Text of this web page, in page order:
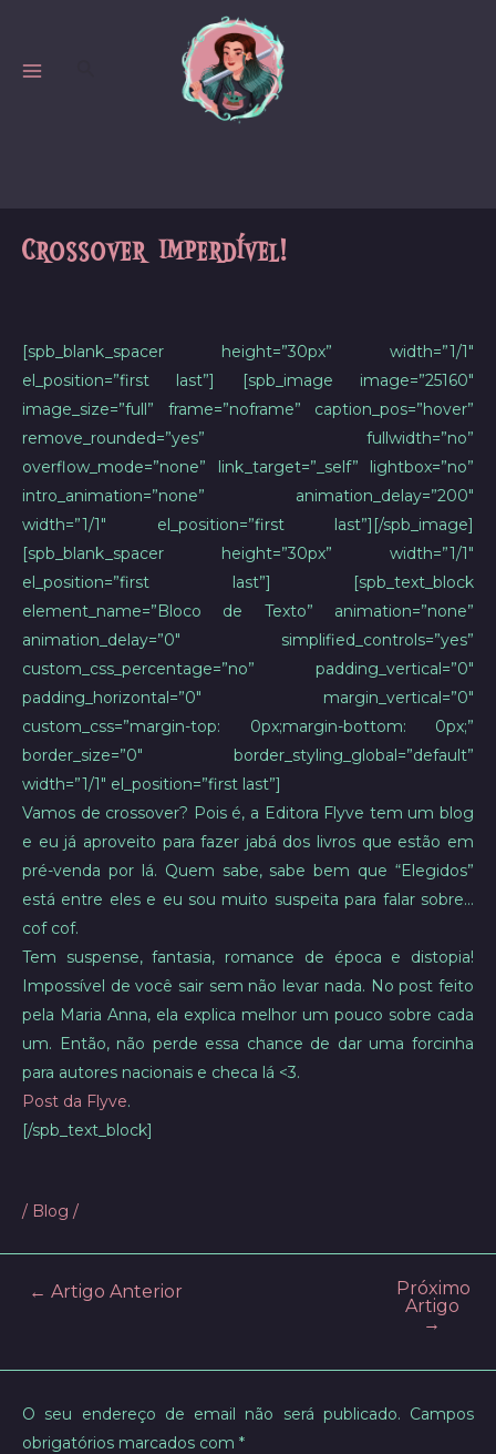
content
Crossover imperdível!
[spb_blank_spacer height=”30px” width=”1/1″
el_position=”first last”] [spb_image image=”25160″
image_size=”full” frame=”noframe” caption_pos=”hover”
remove_rounded=”yes” fullwidth=”no”
overflow_mode=”none” link_target=”_self” lightbox=”no”
intro_animation=”none” animation_delay=”200″
width=”1/1″ el_position=”first last”][/spb_image]
[spb_blank_spacer height=”30px” width=”1/1″
el_position=”first last”] [spb_text_block
element_name=”Bloco de Texto” animation=”none”
animation_delay=”0″ simplified_controls=”yes”
custom_css_percentage=”no” padding_vertical=”0″
padding_horizontal=”0″ margin_vertical=”0″
custom_css=”margin-top: 0px;margin-bottom: 0px;”
border_size=”0″ border_styling_global=”default”
width=”1/1″ el_position=”first last”]
Vamos de crossover? Pois é, a Editora Flyve tem um blog
e eu já aproveito para fazer jabá dos livros que estão em
pré-venda por lá. Quem sabe, sabe bem que “Elegidos”
está entre eles e eu sou muito suspeita para falar sobre…
cof cof.
Tem suspense, fantasia, romance de época e distopia!
Impossível de você sair sem não levar nada. No post feito
pela Maria Anna, ela explica melhor um pouco sobre cada
um. Então, não perde essa chance de dar uma forcinha
para autores nacionais e checa lá <3.
Post da Flyve.
[/spb_text_block]
/ Blog /
Post← Artigo Anterior
Próximo
Artigo
→
O seu endereço de email não será publicado. Campos
obrigatórios marcados com *